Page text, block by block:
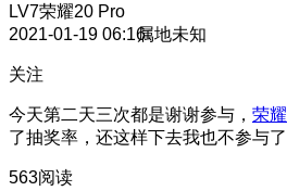
LV7荣耀20 Pro
2021-01-19 06:16属地未知
关注
今天第二天三次都是谢谢参与， 荣耀
了抽奖率，还这样下去我也不参与了
563阅读